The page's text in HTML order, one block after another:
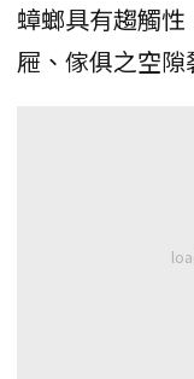
蟑螂具有趨觸
屜、傢俱之空隙